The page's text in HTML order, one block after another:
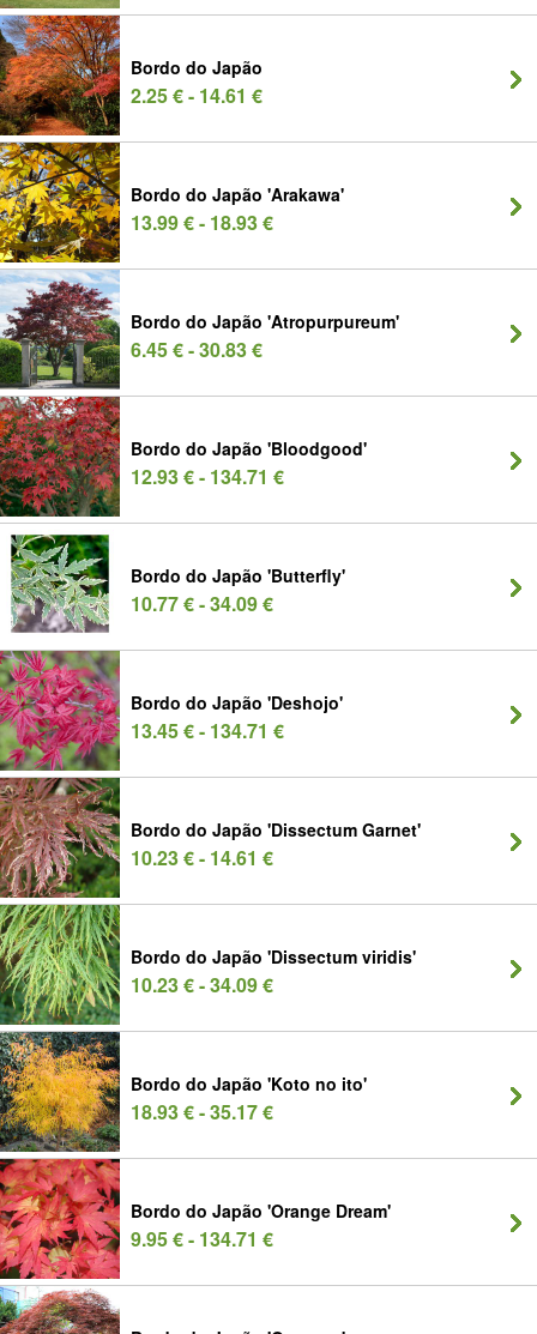
Bordo do Japão
2.25 € - 14.61 €
Bordo do Japão 'Arakawa'
13.99 € - 18.93 €
Bordo do Japão 'Atropurpureum'
6.45 € - 30.83 €
Bordo do Japão 'Bloodgood'
12.93 € - 134.71 €
Bordo do Japão 'Butterfly'
10.77 € - 34.09 €
Bordo do Japão 'Deshojo'
13.45 € - 134.71 €
Bordo do Japão 'Dissectum Garnet'
10.23 € - 14.61 €
Bordo do Japão 'Dissectum viridis'
10.23 € - 34.09 €
Bordo do Japão 'Koto no ito'
18.93 € - 35.17 €
Bordo do Japão 'Orange Dream'
9.95 € - 134.71 €